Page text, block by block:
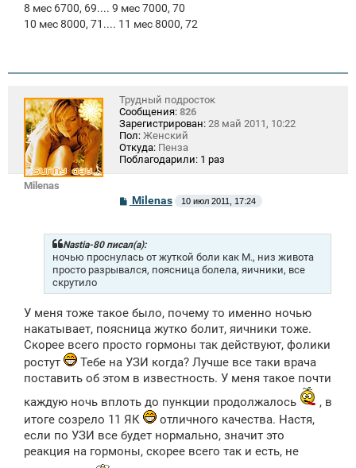
8 мес 6700, 69.... 9 мес 7000, 70
10 мес 8000, 71.... 11 мес 8000, 72
Milenas
Трудный подросток
Сообщения: 826
Зарегистрирован: 28 май 2011, 10:22
Пол: Женский
Откуда: Пенза
Поблагодарили: 1 раз
С
о
б
щ
е
н
и
Milenas 10 июл 2011, 17:24
Nastia-80 писал(а):
ночью проснулась от жуткой боли как М., низ живота
просто разрывался, поясница болела, яичники, все
скрутило
У меня тоже такое было, почему то именно ночью
накатывает, поясница жутко болит, яичники тоже.
Скорее всего просто гормоны так действуют, фолики
ростут
Тебе на УЗИ когда? Лучше все таки врача
поставить об этом в известность. У меня такое почти
каждую ночь вплоть до пункции продолжалось
, в
итоге созрело 11 ЯК
отличного качества. Настя,
если по УЗИ все будет нормально, значит это
реакция на гормоны, скорее всего так и есть, не